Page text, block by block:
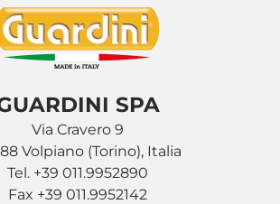
SPA
Via Cravero 9
Volpiano (Torino), Italia
Tel. +39 011.9952890
Fax +39 011.9952142